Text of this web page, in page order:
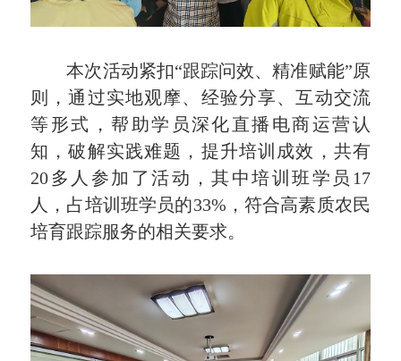
本次活动紧扣“跟踪问效、精准赋能”原
则，通过实地观摩、经验分享、互动交流
等形式，帮助学员深化直播电商运营认
知，破解实践难题，提升培训成效，共有
20多人参加了活动，其中培训班学员17
人，占培训班学员的33%，符合高素质农民
培育跟踪服务的相关要求。